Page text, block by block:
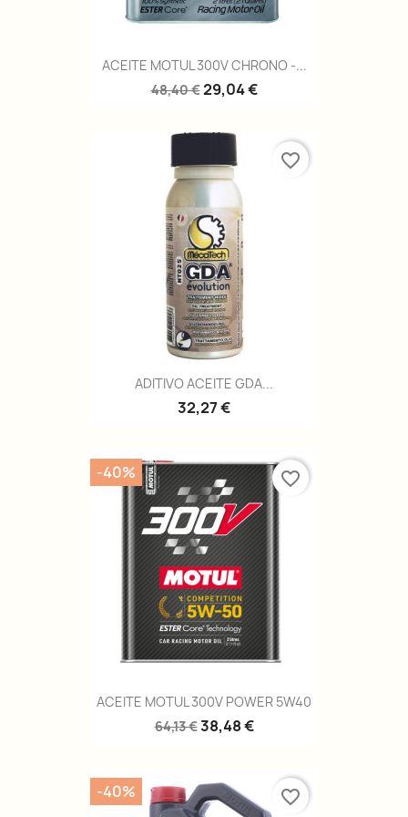
ACEITE MOTUL 300V CHRONO -...
48,40 €29,04 €
ADITIVO ACEITE GDA...
32,27 €
favorite_border
ACEITE MOTUL 300V POWER 5W40
64,13 €38,48 €
-40% favorite_border
-40% favorite_border